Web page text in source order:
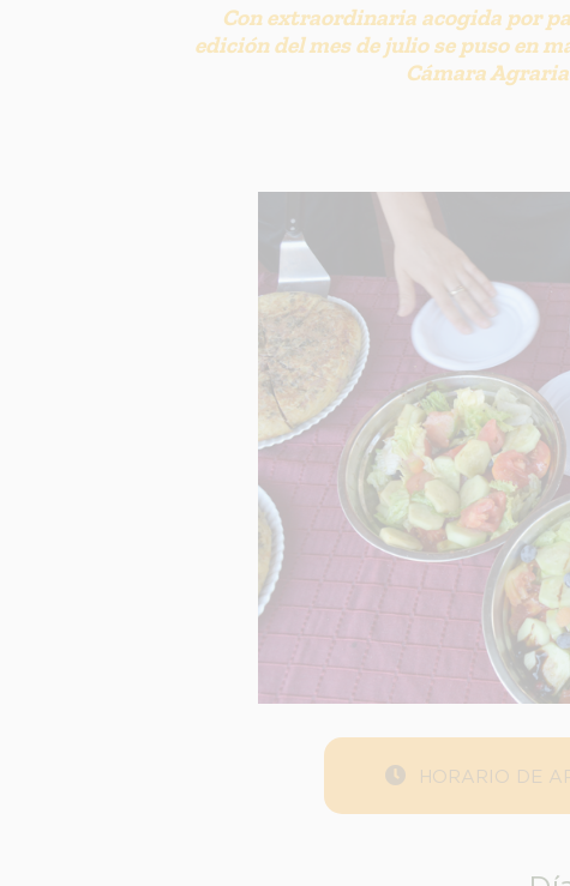
Con extraordinaria acogida por
edición del mes de julio se puso en
Cámara
HORARIO DE
Finalidad:
Derechos:
Información